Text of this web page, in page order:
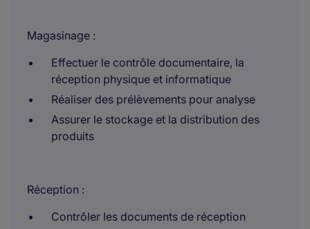
Magasinage :
Effectuer le contrôle documentaire, la
réception physique et informatique
Réaliser des prélèvements pour analyse
Assurer le stockage et la distribution des
produits
Réception :
Contrôler les documents de réception